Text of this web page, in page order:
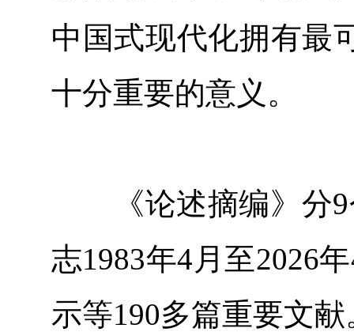
中国式现代化拥有最
十分重要的意义。
《论述摘编》分9
志1983年4月至2026
示等190多篇重要文